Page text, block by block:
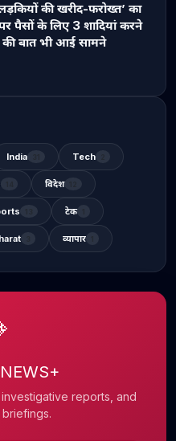
की खरीद-फरोख्त’ का
पैसों के लिए 3 शादियां करने
बात भी आई सामने
India Tech
विदेश
टेक
व्यापार
reports, and